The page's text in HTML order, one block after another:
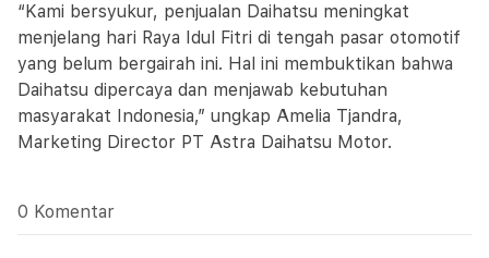
“Kami bersyukur, penjualan Daihatsu meningkat
menjelang hari Raya Idul Fitri di tengah pasar otomotif
yang belum bergairah ini. Hal ini membuktikan bahwa
Daihatsu dipercaya dan menjawab kebutuhan
masyarakat Indonesia,” ungkap Amelia Tjandra,
Marketing Director PT Astra Daihatsu Motor.
0 Komentar